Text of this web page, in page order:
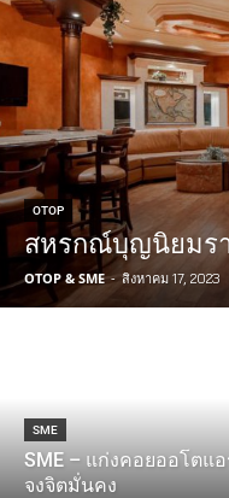
OTOP
สหรกณ์บุญนิยมร
OTOP & SME - สิงหาคม 17, 2023
SME
SME – แก่งคอยออโตแ
จงจิตมั่นคง